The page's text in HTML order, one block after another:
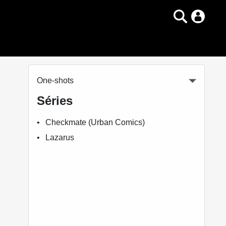
One-shots
Séries
Checkmate (Urban Comics)
Lazarus